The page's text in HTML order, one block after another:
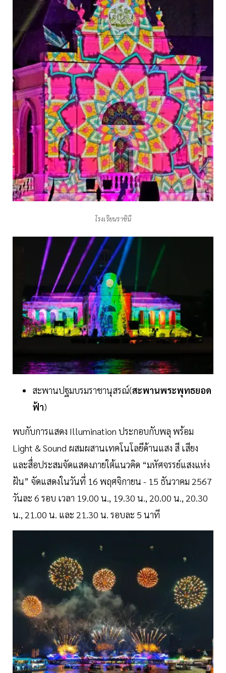
โรงเรียนราชินี
สะพานปฐมบรมราชานุสรณ์(สะพานพระพุทธยอด
ฟ้า)
พบกับการแสดง Illumination ประกอบกับพลุ พร้อม
Light & Sound ผสมผสานเทคโนโลยีด้านแสง สี เสียง
และสื่อประสมจัดแสดงภายใต้แนวคิด “มหัศจรรย์แสงแห่ง
ฝัน” จัดแสดงในวันที่ 16 พฤศจิกายน - 15 ธันวาคม 2567
วันละ 6 รอบ เวลา 19.00 น., 19.30 น., 20.00 น., 20.30
น., 21.00 น. และ 21.30 น. รอบละ 5 นาที